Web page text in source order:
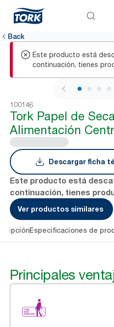
Back
Este producto está
continuación, tienes
1 / 6
100146
Tork Papel de
Alimentación
Descargar ficha
Este producto está
continuación, tienes
Ver productos similares
Especificaciones de
Principales